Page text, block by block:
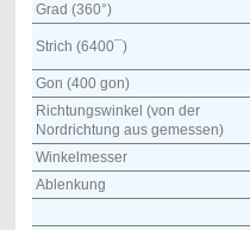
Grad (360°)
Strich (6400¯)
Gon (400 gon)
Richtungswinkel (von der
Nordrichtung aus gemessen)
Winkelmesser
Ablenkung